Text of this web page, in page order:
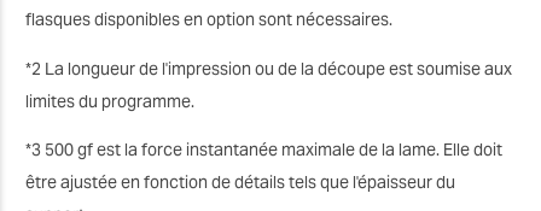
flasques disponibles en option sont nécessaires.
*2 La longueur de l'impression ou de la découpe est soumise aux
limites du programme.
*3 500 gf est la force instantanée maximale de la lame. Elle doit
être ajustée en fonction de détails tels que l'épaisseur du